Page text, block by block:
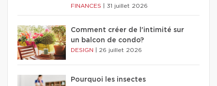
FINANCES 31 juillet 2026
Comment créer de l'intimité sur
un balcon de condo?
DESIGN 26 juillet 2026
Pourquoi les insectes